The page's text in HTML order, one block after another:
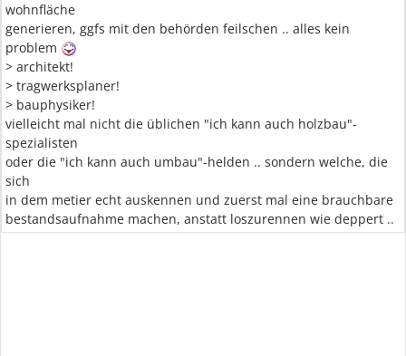
wohnfläche
generieren, ggfs mit den behörden feilschen .. alles kein
problem
> architekt!
> tragwerksplaner!
> bauphysiker!
vielleicht mal nicht die üblichen "ich kann auch holzbau"-
spezialisten
oder die "ich kann auch umbau"-helden .. sondern welche, die
sich
in dem metier echt auskennen und zuerst mal eine brauchbare
bestandsaufnahme machen, anstatt loszurennen wie deppert ..